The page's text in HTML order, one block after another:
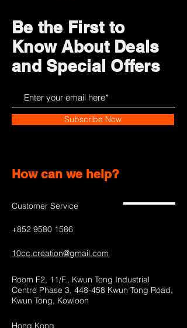
Be the First to
Know About Deals
and Special Offers
Subscribe Now
How can we help?
Customer Service
+852 9580 1586
10cc.creation@gmail.com
Room F2, 11/F., Kwun Tong Industrial
Centre Phase 3, 448-458 Kwun Tong Road,
Kwun Tong, Kowloon
Hong Kong